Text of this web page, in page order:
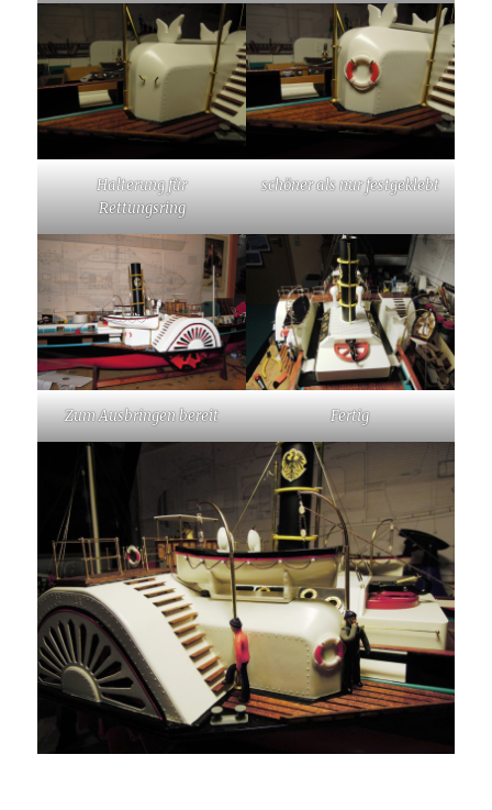
Halterung für
Rettungsring
schöner als nur festgeklebt
Zum Ausbringen bereit Fertig